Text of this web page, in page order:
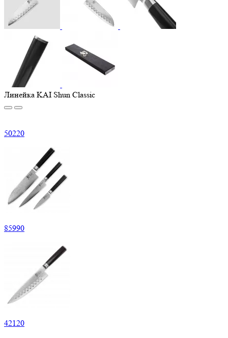
Линейка KAI Shun Classic
50220
85990
42120